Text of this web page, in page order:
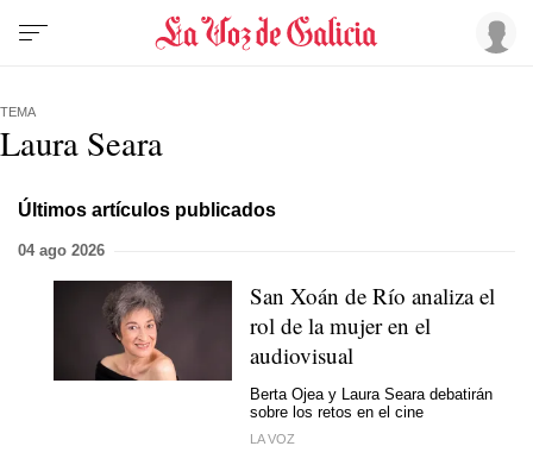
TEMA
Laura Seara
Últimos artículos publicados
04 ago 2026
San Xoán de Río analiza el
rol de la mujer en el
audiovisual
Berta Ojea y Laura Seara debatirán
sobre los retos en el cine
LA VOZ